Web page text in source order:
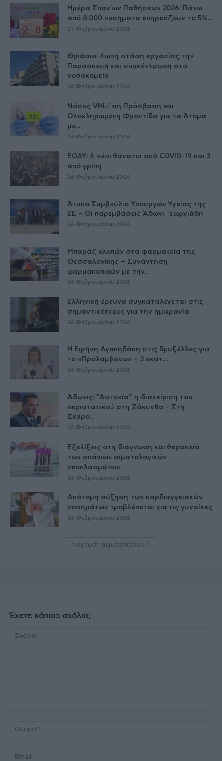
Ημέρα Σπανίων Παθήσεων 2026: Πάνω
από 8.000 νοσήματα επηρεάζουν το 5%...
27 Φεβρουαρίου 2026
Θριάσιο: 4ωρη στάση εργασίας την
Παρασκευή και συγκέντρωση στο
νοσοκομείο
26 Φεβρουαρίου 2026
Νόσος VHL: Ίση Πρόσβαση και
Ολοκληρωμένη Φροντίδα για τα Άτομα
με...
26 Φεβρουαρίου 2026
ΕΟΔΥ: 4 νέοι θάνατοι από COVID-19 και 3
από γρίπη
26 Φεβρουαρίου 2026
Άτυπο Συμβούλιο Υπουργών Υγείας της
ΕE – Οι παρεμβάσεις Άδωνι Γεωργιάδη
26 Φεβρουαρίου 2026
Μπαράζ κλοπών στα φαρμακεία της
Θεσσαλονίκης – Συνάντηση
φαρμακοποιών με την...
26 Φεβρουαρίου 2026
Ελληνική έρευνα συγκαταλέγεται στις
σημαντικότερες για την ημικρανία
26 Φεβρουαρίου 2026
Η Ειρήνη Αγαπηδάκη στις Βρυξέλλες για
το «Προλαμβάνω» – 3 εκατ....
26 Φεβρουαρίου 2026
Άδωνις: “Αστοχία” η διαχείριση του
περιστατικού στη Ζάκυνθο – Στη
Σκύρο...
26 Φεβρουαρίου 2026
Εξελίξεις στη διάγνωση και θεραπεία
των σπάνιων αιματολογικών
νεοπλασμάτων
26 Φεβρουαρίου 2026
Απότομη αύξηση των καρδιαγγειακών
νοσημάτων προβλέπεται για τις γυναίκες
26 Φεβρουαρίου 2026
Φόρτωση περισσοτέρων
Έχετε κάποιο σχόλιο;